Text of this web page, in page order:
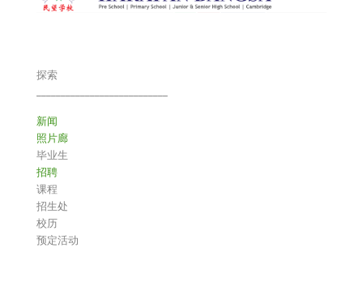
探索
新闻
照片廊
毕业生
招聘
课程
招生处
校历
预定活动